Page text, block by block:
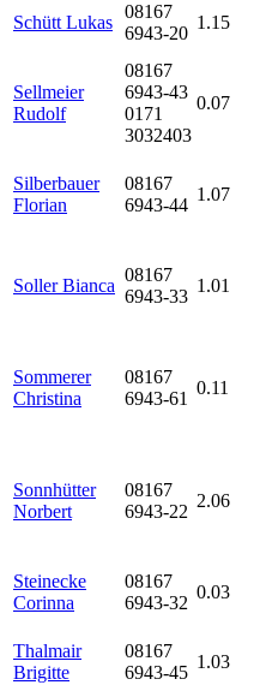
Schütt Lukas
08167
6943-20
1.15
Sellmeier
Rudolf
08167
6943-43
0171
3032403
0.07
Silberbauer
Florian
08167
6943-44
1.07
Soller Bianca
08167
6943-33
1.01
Sommerer
Christina
08167
6943-61
0.11
Sonnhütter
Norbert
08167
6943-22
2.06
Steinecke
Corinna
08167
6943-32
0.03
Thalmair
Brigitte
08167
6943-45
1.03